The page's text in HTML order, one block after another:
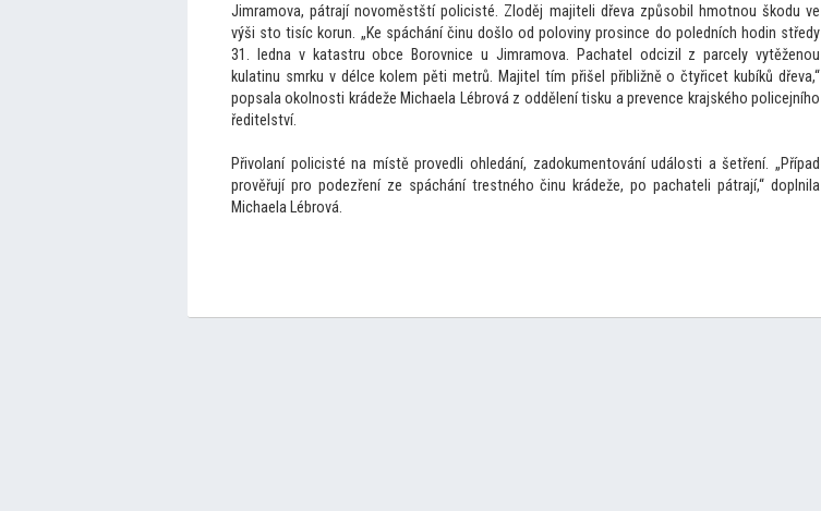
Jimramova, pátrají novoměstští policisté. Zloděj majiteli dřeva způsobil hmotnou škodu ve
výši sto tisíc korun. „Ke spáchání činu došlo od poloviny prosince do poledních hodin středy
31. ledna v katastru obce Borovnice u Jimramova. Pachatel odcizil z parcely vytěženou
kulatinu smrku v délce kolem pěti metrů. Majitel tím přišel přibližně o čtyřicet kubíků dřeva,“
popsala okolnosti krádeže Michaela Lébrová z oddělení tisku a prevence krajského policejního
ředitelství.
Přivolaní policisté na místě provedli ohledání, zadokumentování události a šetření. „Případ
prověřují pro podezření ze spáchání trestného činu krádeže, po pachateli pátrají,“ doplnila
Michaela Lébrová.